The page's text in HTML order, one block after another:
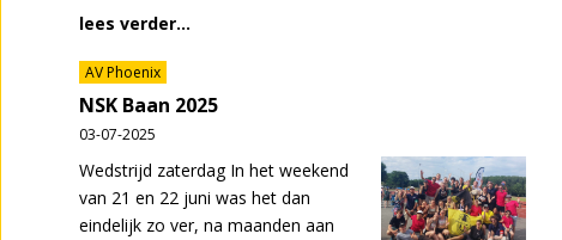
lees verder...
AV Phoenix
NSK Baan 2025
03-07-2025
Wedstrijd zaterdag In het weekend
van 21 en 22 juni was het dan
eindelijk zo ver, na maanden aan